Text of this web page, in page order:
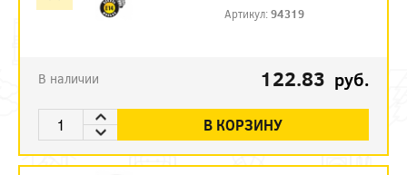
Артикул:94319
В наличии 122.83 руб.
В КОРЗИНУ